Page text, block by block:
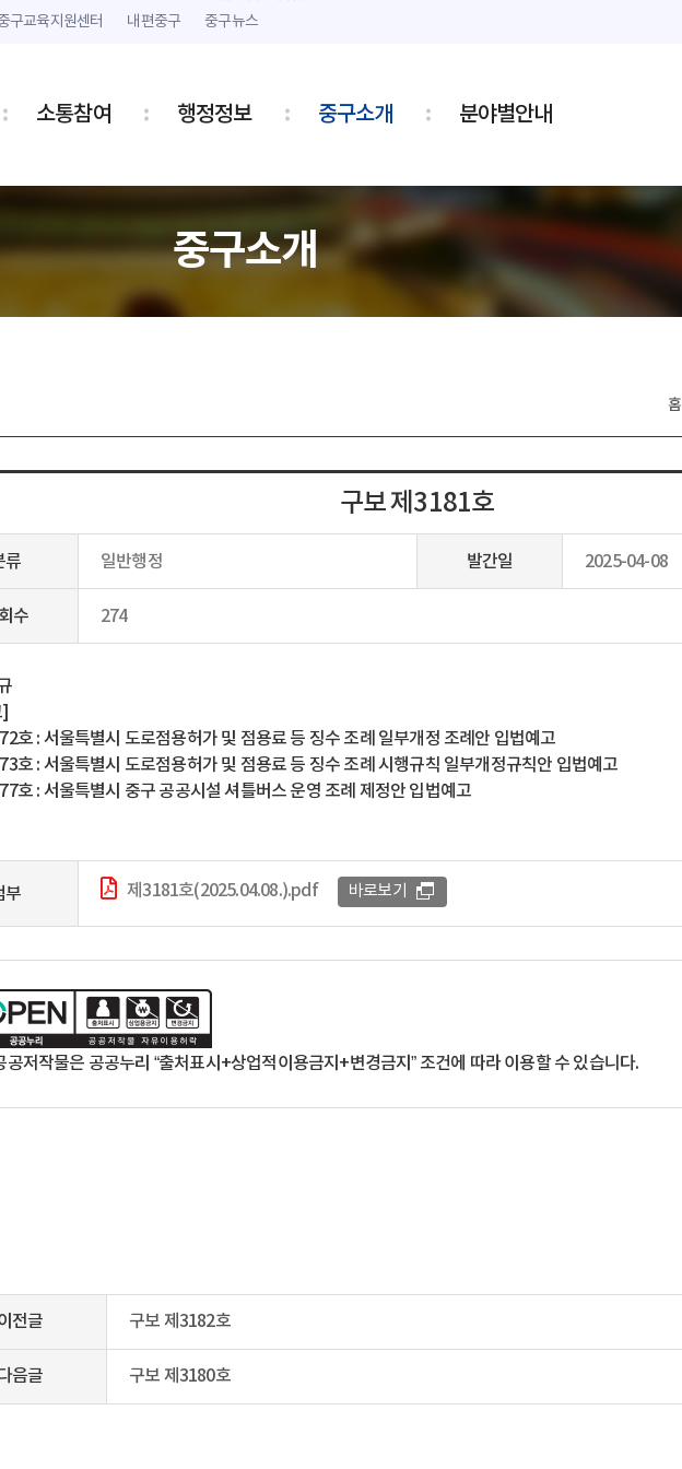
구교육지원센터 내편중구 중구뉴스
소통참여 행정정보 중구소개 분야별안내
중구소개
홈
구보 제3181호
류 일반행정 발간일 2025-04-08
수 274
호 : 서울특별시 도로점용허가 및 점용료 등 징수 조례 일부개정 조례안 입법예고
호 : 서울특별시 도로점용허가 및 점용료 등 징수 조례 시행규칙 일부개정규칙안 입법예고
호 : 서울특별시 중구 공공시설 셔틀버스 운영 조례 제정안 입법예고
부 제3181호(2025.04.08.).pdf 바로보기
공저작물은 공공누리 “출처표시+상업적이용금지+변경금지” 조건에 따라 이용할 수 있습니다.
전글 구보 제3182호
음글 구보 제3180호